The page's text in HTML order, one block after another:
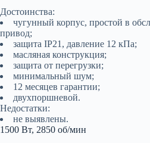
Достоинства:
чугунный корпус, простой в
привод;
защита IP21, давление 12 кПа;
масляная конструкция;
защита от перегрузки;
минимальный шум;
12 месяцев гарантии;
двухпоршневой.
Недостатки:
не выявлены.
1500 Вт, 2850 об/мин